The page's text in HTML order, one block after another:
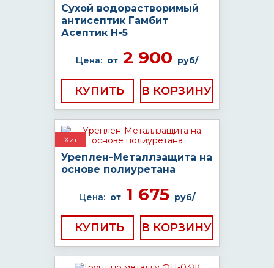
Сухой водорастворимый
антисептик Гамбит
Асептик H-5
Цена: от 2 900 руб/
КУПИТЬ
Хит
Уреплен-Металлзащита на
основе полиуретана
Цена: от 1 675 руб/
КУПИТЬ